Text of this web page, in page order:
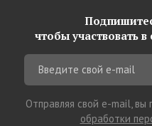
чтобы участвовать
Отправляя свой e-mail, вы
обработки